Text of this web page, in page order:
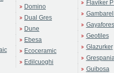
Domino
Dual Gres
Dune
Ebesa
Ecoceramic
Edilcuoghi
Flaviker
Gayafores
Geotiles
Glazurker
Guibosa